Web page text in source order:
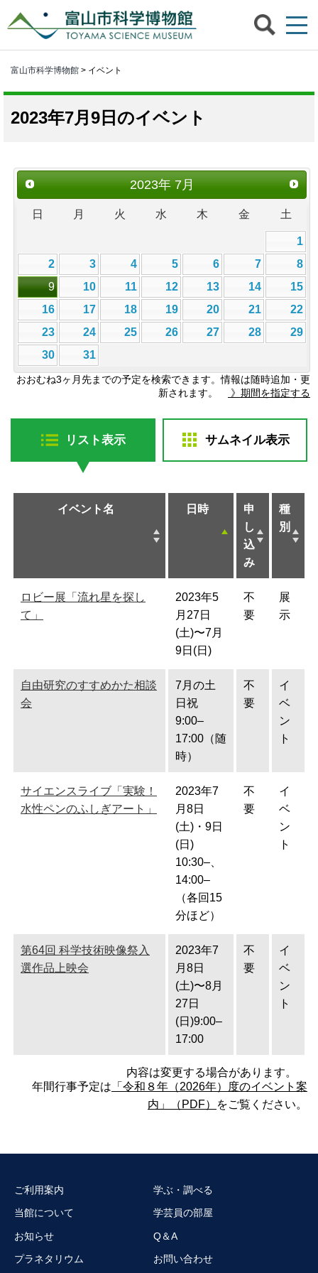
富山市科学博物館 > イベント
2023年7月9日のイベント
2023年7月
日 月 火 水 木 金 土
1
2
3 4 5 6 7
8
9
10 11 12 13 14
15
16
17 18 19 20 21
22
23
24 25 26 27 28
29
30
31
おおむね3ヶ月先までの予定を検索できます。情報は随時追加・更
新されます。
》期間を指定する
リスト表示 サムネイル表示
イベント名 日時
申
し
込
み
種
別
ロビー展「流れ星を探し
て」
2023年5
月27日
(土)〜7月
9日(日)
不
要
展
示
自由研究のすすめかた相談
会
7月の土
日祝
9:00–
17:00（随
時）
不
要
イ
ベ
ン
ト
サイエンスライブ「実験！
水性ペンのふしぎアート」
2023年7
月8日
(土)・9日
(日)
10:30–、
14:00–
（各回15
分ほど）
不
要
イ
ベ
ン
ト
第64回 科学技術映像祭入
選作品上映会
2023年7
月8日
(土)〜8月
27日
(日)9:00–
17:00
不
要
イ
ベ
ン
ト
内容は変更する場合があります。
年間行事予定は 「令和８年（2026年）度のイベント案
内」（PDF）
をご覧ください。
ご利用案内
当館について
お知らせ
プラネタリウム
学ぶ・調べる
学芸員の部屋
Q＆A
お問い合わせ